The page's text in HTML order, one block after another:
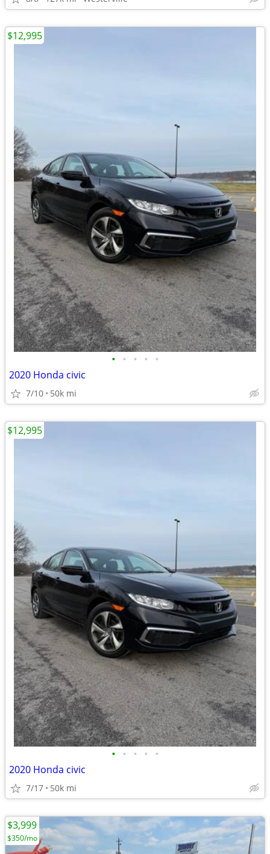
• • • • •
2020 Honda civic
7/10 50k mi
$12,995
• • • • •
2020 Honda civic
7/17 50k mi
$12,995
$3,999
$350/mo